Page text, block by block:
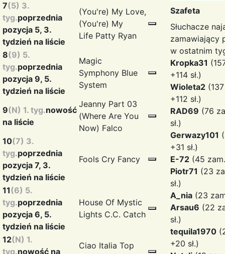
7(5) 3.
tyg.poprzednia
pozycja 5, 3.
tydzień na liście
(You're) My Love,
(You're) My
Life Patty Ryan
8(9) 5.
tyg.poprzednia
pozycja 9, 5.
tydzień na liście
Magic
Symphony Blue
System
9(N) 1. tyg.nowość
na liście
Jeanny Part 03
(Where Are You
Now) Falco
10(7) 3.
tyg.poprzednia
pozycja 7, 3.
tydzień na liście
Fools Cry Fancy
11(6) 5.
tyg.poprzednia
pozycja 6, 5.
tydzień na liście
House Of Mystic
Lights C.C. Catch
12(N) 1.
tyg.nowość na
Ciao Italia Top
Szafeta
Słuchacze
zamawiający
w ostatnim
Kropka31
+114 sł.)
Wioleta2
+112 sł.)
RAD69 (76
sł.)
Gerwazy101
+31 sł.)
E-72 (45
Piotr71 (23
sł.)
A_nia (23
Arsau6 (22
sł.)
tequila1970
+20 sł.)